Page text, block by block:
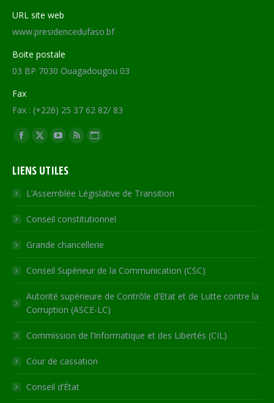
URL site web
www.presidencedufaso.bf
Boite postale
03 BP 7030 Ouagadougou 03
Fax
Fax : (+226) 25 37 62 82/ 83
Trouvez nous sur :
Facebook
opens
in
new
window
X
opens
in
new
window
YouTube
opens
in
new
window
RSS
in
new
window
Site
opens
in
new
LIENS UTILES
L’Assemblée Législative de Transition
Conseil constitutionnel
Grande chancellerie
Conseil Supérieur de la Communication (CSC)
Autorité supérieure de Contrôle d’Etat et de Lutte contre la
Corruption (ASCE-LC)
Commission de l’Informatique et des Libertés (CIL)
Cour de cassation
Conseil d’État